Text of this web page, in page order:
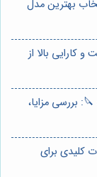
بهترین مدل
کارایی بالا از
بررسی مزایا،
کلیدی برای